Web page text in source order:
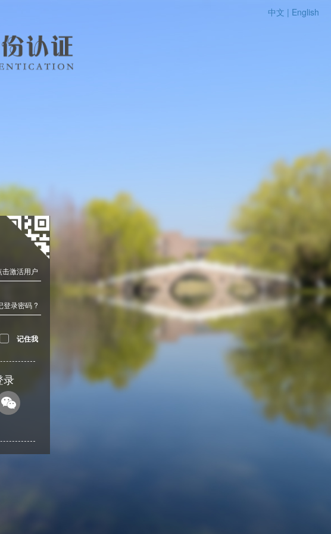
中文 | English
击激活用户
登录密码 ?
记住我
录